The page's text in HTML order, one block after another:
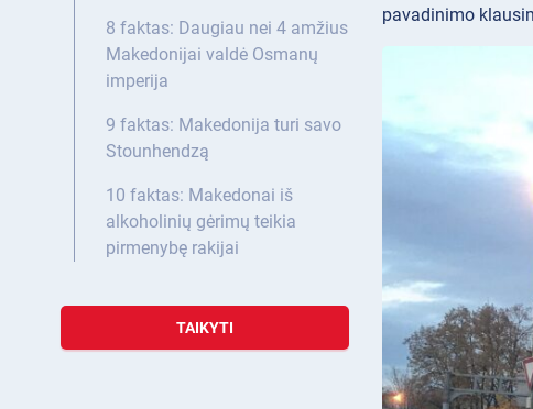
8 faktas: Daugiau nei 4 amžius
Makedonijai valdė Osmanų
imperija
9 faktas: Makedonija turi savo
Stounhendzą
10 faktas: Makedonai iš
alkoholinių gėrimų teikia
pirmenybę rakijai
TAIKYTI
pavadinimo